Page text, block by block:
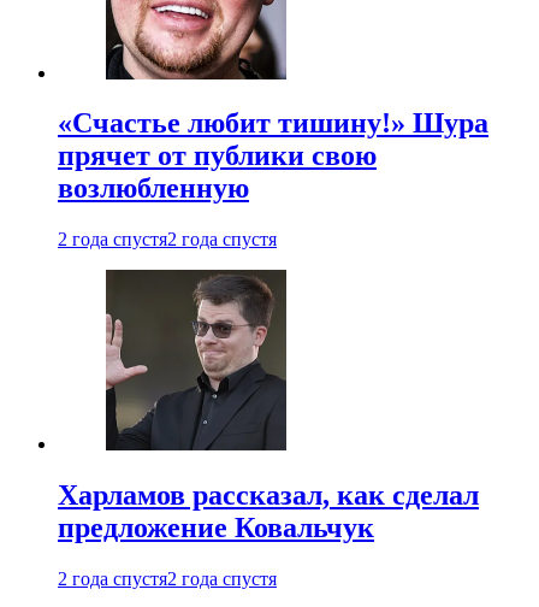
«Счастье любит тишину!» Шура
прячет от публики свою
возлюбленную
2 года спустя2 года спустя
Харламов рассказал, как сделал
предложение Ковальчук
2 года спустя2 года спустя